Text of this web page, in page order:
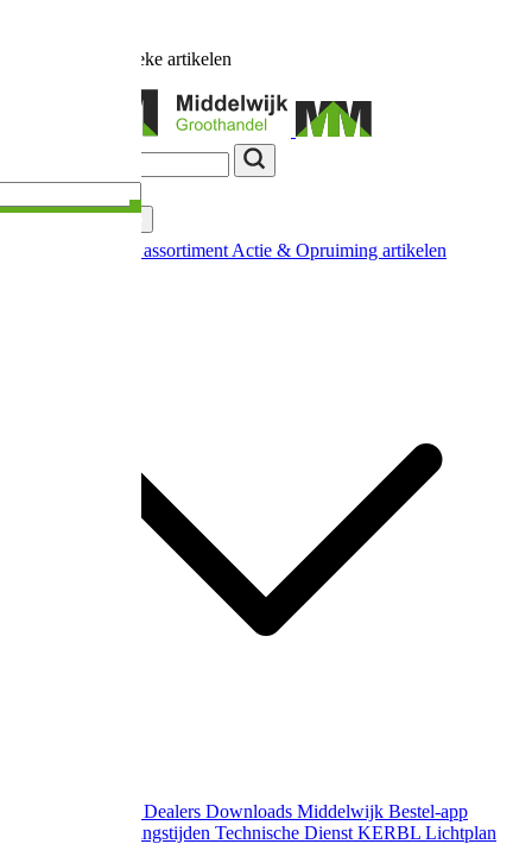
unieke artikelen
Nieuw in ons assortiment Actie & Opruiming artikelen
Dealers Downloads Middelwijk Bestel-app
Gewijzigde openingstijden Technische Dienst KERBL Lichtplan